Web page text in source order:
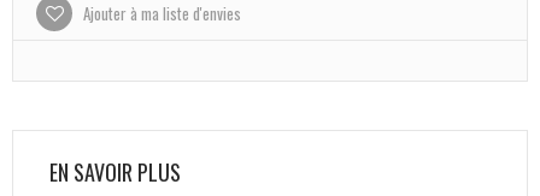
Ajouter à ma liste d'envies
EN SAVOIR PLUS